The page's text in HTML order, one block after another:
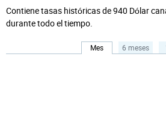
Contiene tasas históricas de 940 Dólar
durante todo el tiempo.
Mes 6 meses